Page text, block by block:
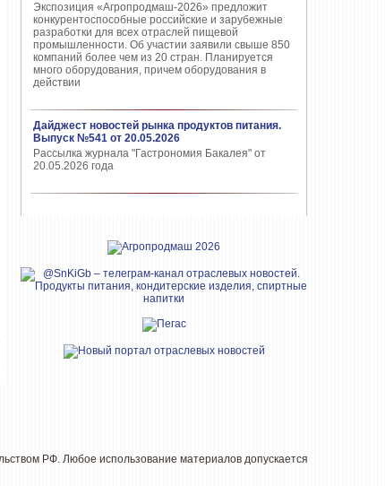
Экспозиция «Агропродмаш-2026» предложит
конкурентоспособные российские и зарубежные
разработки для всех отраслей пищевой
промышленности. Об участии заявили свыше 850
компаний более чем из 20 стран. Планируется
много оборудования, причем оборудования в
действии
Дайджест новостей рынка продуктов питания.
Выпуск №541 от 20.05.2026
Рассылка журнала "Гастрономия Бакалея" от
20.05.2026 года
РФ. Любое использование материалов допускается